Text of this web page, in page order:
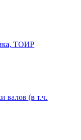
ТОИР
валов (в т.ч.